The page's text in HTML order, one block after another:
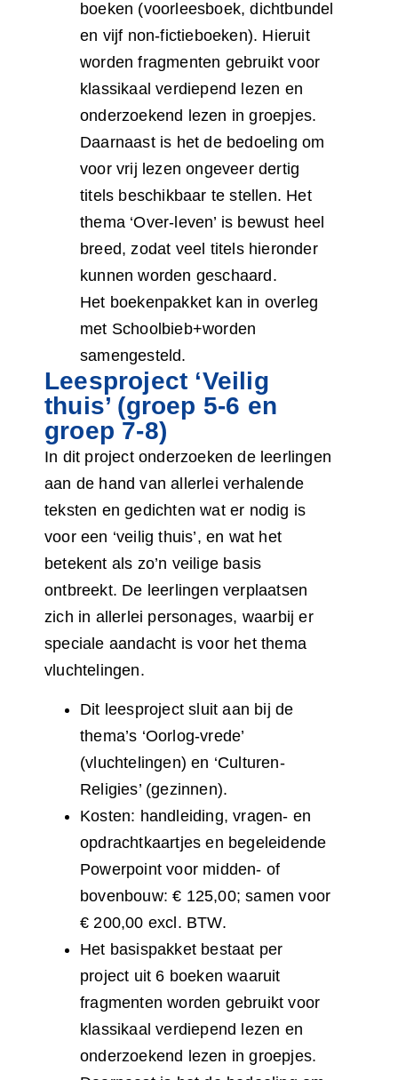
boeken (voorleesboek, dichtbundel
en vijf non-fictieboeken). Hieruit
worden fragmenten gebruikt voor
klassikaal verdiepend lezen en
onderzoekend lezen in groepjes.
Daarnaast is het de bedoeling om
voor vrij lezen ongeveer dertig
titels beschikbaar te stellen. Het
thema ‘Over-leven’ is bewust heel
breed, zodat veel titels hieronder
kunnen worden geschaard.
Het boekenpakket kan in overleg
met Schoolbieb+worden
samengesteld.
Leesproject ‘Veilig
thuis’ (groep 5-6 en
groep 7-8)
In dit project onderzoeken de leerlingen
aan de hand van allerlei verhalende
teksten en gedichten wat er nodig is
voor een ‘veilig thuis’, en wat het
betekent als zo’n veilige basis
ontbreekt. De leerlingen verplaatsen
zich in allerlei personages, waarbij er
speciale aandacht is voor het thema
vluchtelingen.
Dit leesproject sluit aan bij de
thema’s ‘Oorlog-vrede’
(vluchtelingen) en ‘Culturen-
Religies’ (gezinnen).
Kosten: handleiding, vragen- en
opdrachtkaartjes en begeleidende
Powerpoint voor midden- of
bovenbouw: € 125,00; samen voor
€ 200,00 excl. BTW.
Het basispakket bestaat per
project uit 6 boeken waaruit
fragmenten worden gebruikt voor
klassikaal verdiepend lezen en
onderzoekend lezen in groepjes.